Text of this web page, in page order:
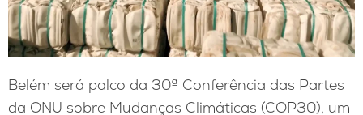
Belém será palco da 30ª Conferência das Partes
da ONU sobre Mudanças Climáticas (COP30), um